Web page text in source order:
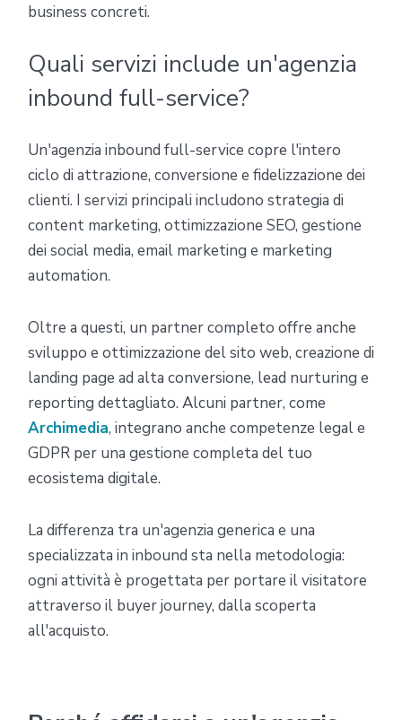
business concreti.
Quali servizi include un'agenzia
inbound full-service?
Un'agenzia inbound full-service copre l'intero
ciclo di attrazione, conversione e fidelizzazione dei
clienti. I servizi principali includono strategia di
content marketing, ottimizzazione SEO, gestione
dei social media, email marketing e marketing
automation.
Oltre a questi, un partner completo offre anche
sviluppo e ottimizzazione del sito web, creazione di
landing page ad alta conversione, lead nurturing e
reporting dettagliato. Alcuni partner, come
Archimedia, integrano anche competenze legal e
GDPR per una gestione completa del tuo
ecosistema digitale.
La differenza tra un'agenzia generica e una
specializzata in inbound sta nella metodologia:
ogni attività è progettata per portare il visitatore
attraverso il buyer journey, dalla scoperta
all'acquisto.